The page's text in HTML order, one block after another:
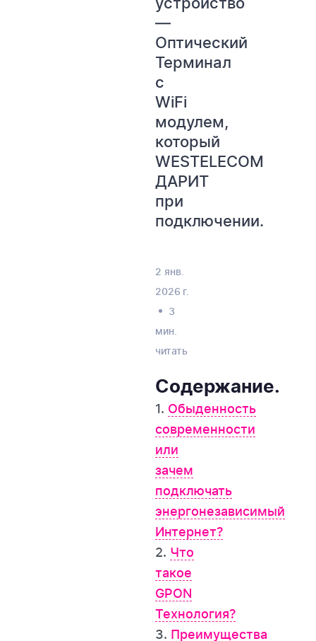
—
Оптический
Терминал
с
WiFi
модулем,
который
WESTELECOM
ДАРИТ
при
подключении.
2 янв.
2026 г.
3
мин.
читать
Содержание.
1. Обыденность
современности
или
зачем
подключать
энергонезависимый
Интернет?
2. Что
такое
GPON
Технология?
3. Преимущества